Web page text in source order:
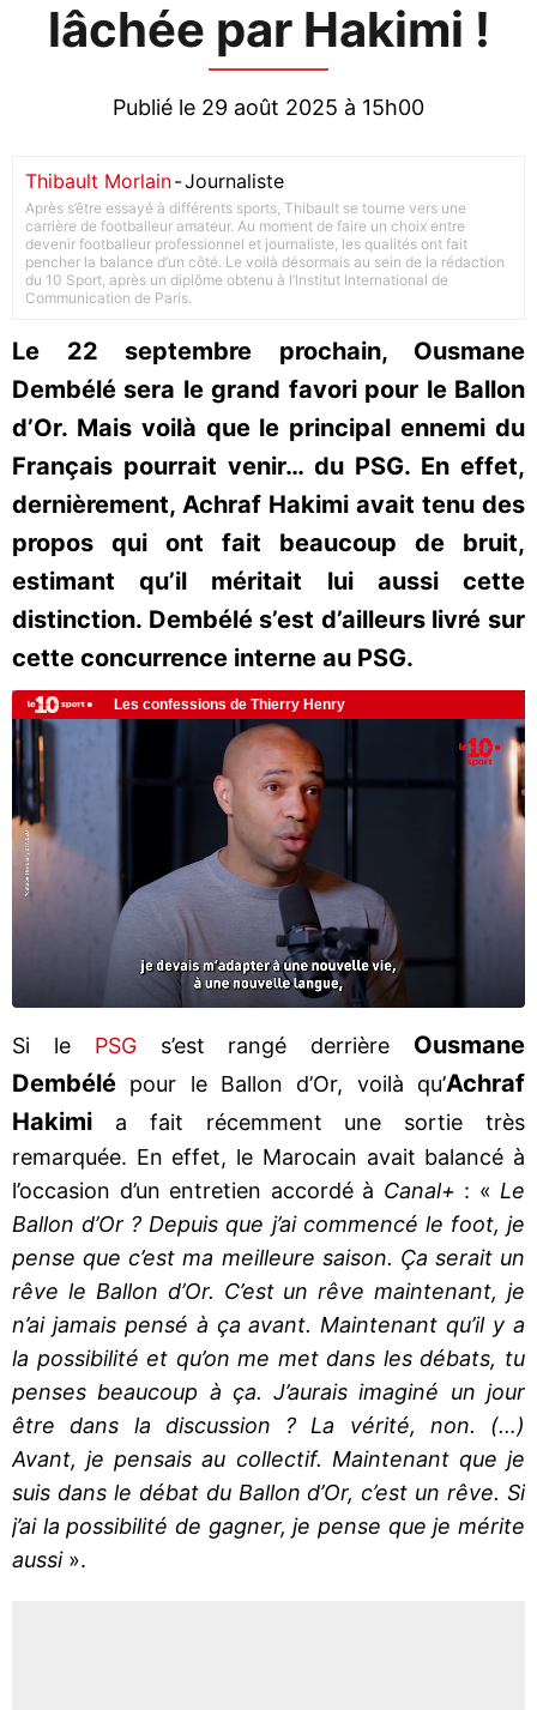
lâchée par Hakimi !
Publié le 29 août 2025 à 15h00
Thibault Morlain-Journaliste
Après s’être essayé à différents sports, Thibault se tourne vers une
carrière de footballeur amateur. Au moment de faire un choix entre
devenir footballeur professionnel et journaliste, les qualités ont fait
pencher la balance d’un côté. Le voilà désormais au sein de la rédaction
du 10 Sport, après un diplôme obtenu à l’Institut International de
Communication de Paris.
Le 22 septembre prochain, Ousmane
Dembélé sera le grand favori pour le Ballon
d’Or. Mais voilà que le principal ennemi du
Français pourrait venir… du PSG. En effet,
dernièrement, Achraf Hakimi avait tenu des
propos qui ont fait beaucoup de bruit,
estimant qu’il méritait lui aussi cette
distinction. Dembélé s’est d’ailleurs livré sur
cette concurrence interne au PSG.
Si le PSGs’est rangé derrière Ousmane
Dembélé pour le Ballon d’Or, voilà qu’Achraf
Hakimi
a fait récemment une sortie très
remarquée. En effet, le Marocain avait balancé à
l’occasion d’un entretien accordé à Canal+ : « Le
Ballon d’Or ? Depuis que j’ai commencé le foot, je
pense que c’est ma meilleure saison. Ça serait un
rêve le Ballon d’Or. C’est un rêve maintenant, je
n’ai jamais pensé à ça avant. Maintenant qu’il y a
la possibilité et qu’on me met dans les débats, tu
penses beaucoup à ça. J’aurais imaginé un jour
être dans la discussion ? La vérité, non. (…)
Avant, je pensais au collectif. Maintenant que je
suis dans le débat du Ballon d’Or, c’est un rêve. Si
j’ai la possibilité de gagner, je pense que je mérite
aussi».